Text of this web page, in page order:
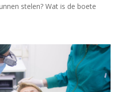
stelen? Wat is de boete